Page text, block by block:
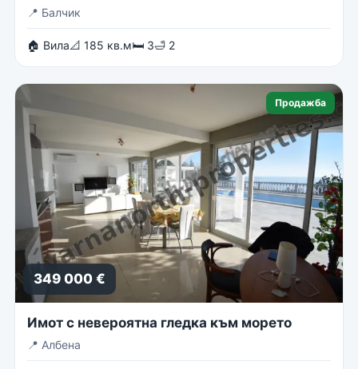
📍 Балчик
🏠 Вила📐 185 кв.м🛏 3🛁 2
Продажба
349 000 €
Имот с невероятна гледка към морето
📍 Албена